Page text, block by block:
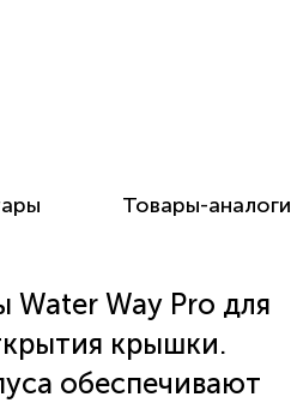
Товары-аналоги
Water Way Pro для
крышки.
обеспечивают